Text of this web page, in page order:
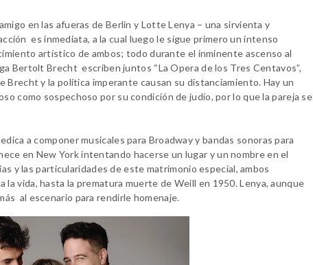
en las afueras de Berlin y Lotte Lenya – una sirvienta y
es inmediata, a la cual luego le sigue primero un intenso
artístico de ambos; todo durante el inminente ascenso al
Bertolt Brecht escriben juntos “La Opera de los Tres Centavos”,
y la política imperante causan su distanciamiento. Hay un
como sospechoso por su condición de judío, por lo que la pareja se
a componer musicales para Broadway y bandas sonoras para
en New York intentando hacerse un lugar y un nombre en el
y las particularidades de este matrimonio especial, ambos
vida, hasta la prematura muerte de Weill en 1950. Lenya, aunque
al escenario para rendirle homenaje.